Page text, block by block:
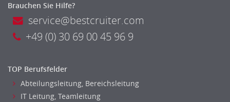
Brauchen Sie Hilfe?
service@bestcruiter.com
+49 (0) 30 69 00 45 96 9
TOP Berufsfelder
Abteilungsleitung, Bereichsleitung
IT Leitung, Teamleitung